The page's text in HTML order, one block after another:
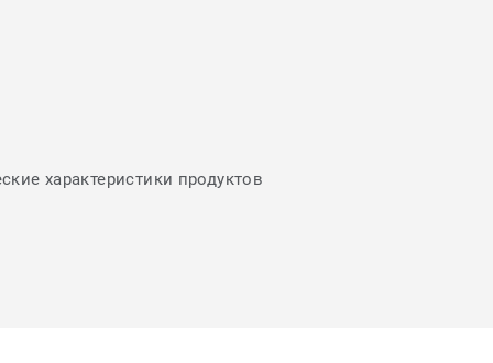
характеристики продуктов